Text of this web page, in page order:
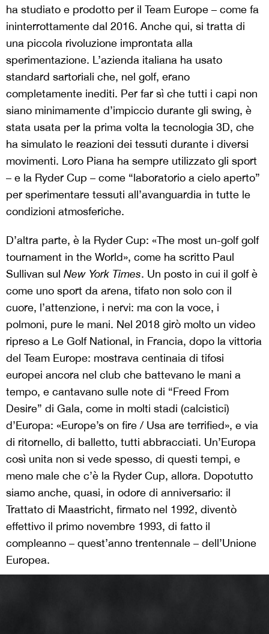
ha studiato e prodotto per il Team Europe – come fa
ininterrottamente dal 2016. Anche qui, si tratta di
una piccola rivoluzione improntata alla
sperimentazione. L’azienda italiana ha usato
standard sartoriali che, nel golf, erano
completamente inediti. Per far sì che tutti i capi non
siano minimamente d’impiccio durante gli swing, è
stata usata per la prima volta la tecnologia 3D, che
ha simulato le reazioni dei tessuti durante i diversi
movimenti. Loro Piana ha sempre utilizzato gli sport
– e la Ryder Cup – come “laboratorio a cielo aperto”
per sperimentare tessuti all’avanguardia in tutte le
condizioni atmosferiche.
D’altra parte, è la Ryder Cup: «The most un-golf golf
tournament in the World», come ha scritto Paul
Sullivan sul New York Times. Un posto in cui il golf è
come uno sport da arena, tifato non solo con il
cuore, l’attenzione, i nervi: ma con la voce, i
polmoni, pure le mani. Nel 2018 girò molto un video
ripreso a Le Golf National, in Francia, dopo la vittoria
del Team Europe: mostrava centinaia di tifosi
europei ancora nel club che battevano le mani a
tempo, e cantavano sulle note di “Freed From
Desire” di Gala, come in molti stadi (calcistici)
d’Europa: «Europe’s on fire / Usa are terrified», e via
di ritornello, di balletto, tutti abbracciati. Un’Europa
così unita non si vede spesso, di questi tempi, e
meno male che c’è la Ryder Cup, allora. Dopotutto
siamo anche, quasi, in odore di anniversario: il
Trattato di Maastricht, firmato nel 1992, diventò
effettivo il primo novembre 1993, di fatto il
compleanno – quest’anno trentennale – dell’Unione
Europea.